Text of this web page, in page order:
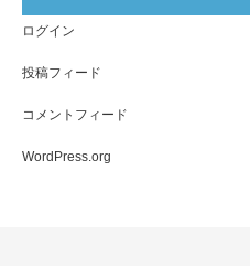
体験実施中！
ログイン
投稿フィード
コメントフィード
WordPress.org